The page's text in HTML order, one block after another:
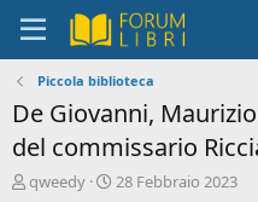
Piccola biblioteca
De Giovanni,
del commissario
C
qweedy
D
28 Febbraio 2023